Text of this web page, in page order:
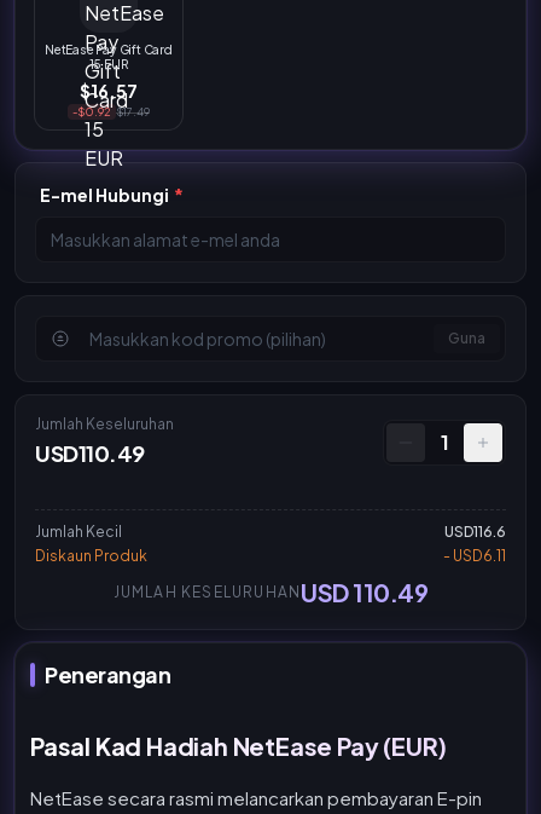
NetEase Pay Gift Card
15 EUR
$16.57
-$0.92 $17.49
E-mel Hubungi *
Guna
Jumlah Keseluruhan
USD110.49 1
Jumlah Kecil
USD116.6
Diskaun Produk
- USD6.11
JUMLAH KESELURUHAN USD 110.49
Penerangan
Pasal Kad Hadiah NetEase Pay (EUR)
NetEase secara rasmi melancarkan pembayaran E-pin